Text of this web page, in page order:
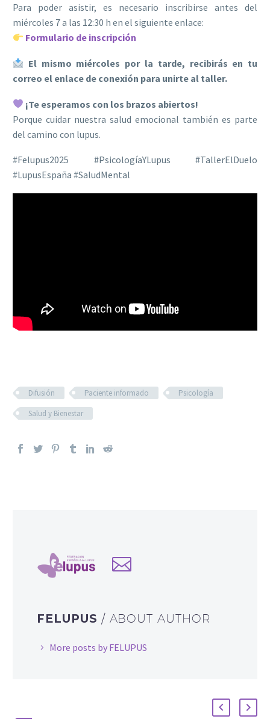
Para poder asistir, es necesario inscribirse antes del
miércoles 7 a las 12:30 h en el siguiente enlace:
Formulario de inscripción
El mismo miércoles por la tarde, recibirás en tu
correo el enlace de conexión para unirte al taller.
¡Te esperamos con los brazos abiertos!
Porque cuidar nuestra salud emocional también es parte
del camino con lupus.
#Felupus2025 #PsicologíaYLupus #TallerElDuelo
#LupusEspaña #SaludMental
Difusión Paciente informado
Psicología
Salud y Bienestar
FELUPUS / ABOUT AUTHOR
More posts by FELUPUS